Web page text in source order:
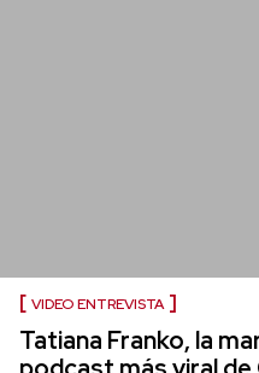
VIDEO ENTREVISTA
Tatiana Franko, la